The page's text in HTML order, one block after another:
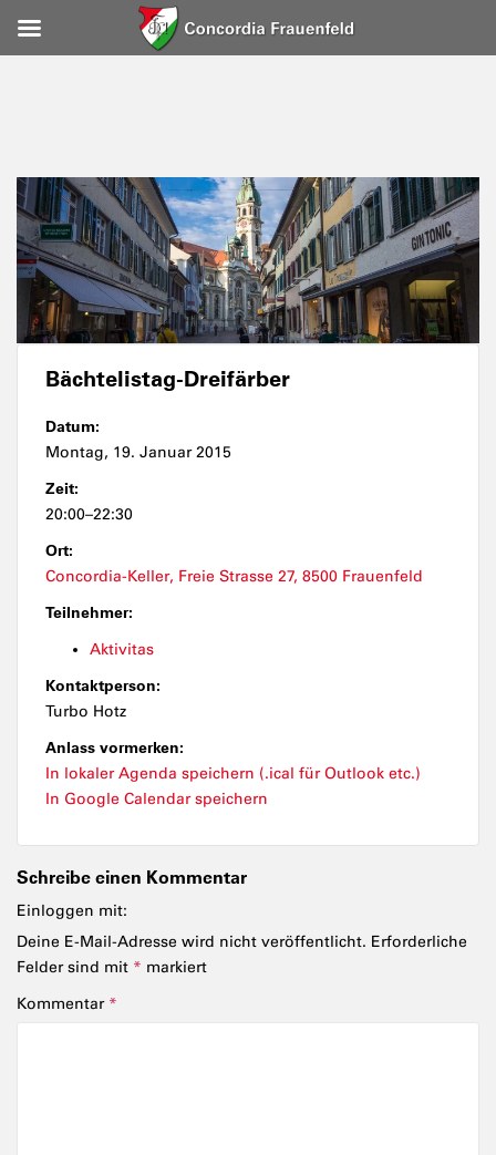
Bächtelistag-Dreifärber
Datum:
Montag, 19. Januar 2015
Zeit:
20:00–22:30
Ort:
Concordia-Keller, Freie Strasse 27, 8500 Frauenfeld
Teilnehmer:
Aktivitas
Kontaktperson:
Turbo Hotz
Anlass vormerken:
In lokaler Agenda speichern (.ical für Outlook etc.)
In Google Calendar speichern
Schreibe einen Kommentar
Einloggen mit:
Deine E-Mail-Adresse wird nicht veröffentlicht. Erforderliche
Felder sind mit * markiert
Kommentar *